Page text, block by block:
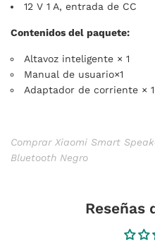
12 V 1 A, entrada de CC
Contenidos del paquete:
Altavoz inteligente × 1
Manual de usuario×1
Adaptador de corriente × 1
Comprar Xiaomi Smart
Bluetooth Negro
Reseñas